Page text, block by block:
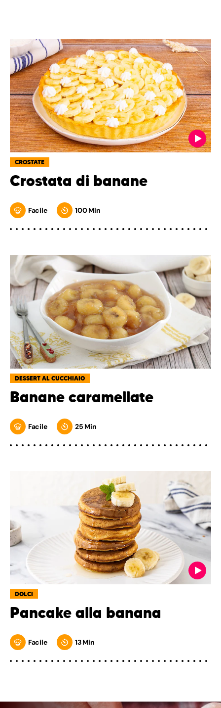
CROSTATE
Crostata di banane
Facile 100 Min
DESSERT AL CUCCHIAIO
Banane caramellate
Facile 25 Min
DOLCI
Pancake alla banana
Facile 13 Min